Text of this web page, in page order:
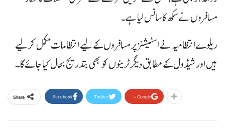
مسافروں نے سکھ کا سانس لیا ہے۔
ریلوے انتظامیہ نے اسٹیشنز پر مسافروں کے لیے انتظامات مکمل کر لیے
ہیں اور شیڈول کے مطابق دیگر ٹرینوں کو بھی بتدریج بحال کیا جائے گا۔
Share Facebook Twitter Google+